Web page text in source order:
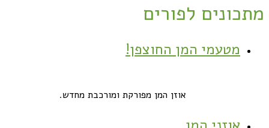
מתכונים לפורים
מטעמי המן החוצפן!
אוזן המן מפורקת ומורכבת מחדש.